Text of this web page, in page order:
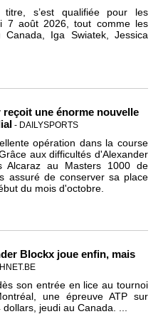
s’est qualifiée pour les
7 août 2026, tout comme les
Iga Swiatek, Jessica
une énorme nouvelle
- DAILYSPORTS
opération dans la course
aux difficultés d'Alexander
au Masters 1000 de
assuré de conserver sa place
du mois d'octobre.
Blockx joue enfin, mais
son entrée en lice au tournoi
une épreuve ATP sur
jeudi au Canada. ...